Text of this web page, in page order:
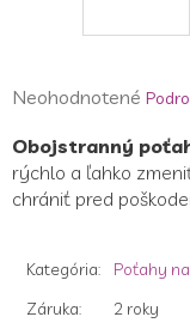
Priemerné
produktu
je
0,0
hviezdičiek.
Neohodnotené
Obojstranný
rýchlo a ľahko
chrániť pred
Kategória:
Poťahy
Záruka:
2 roky